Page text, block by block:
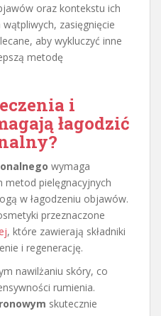
oraz kontekstu ich
zasięgnięcie
aby wykluczyć inne
metodę
i
łagodzić
wymaga
metod pielęgnacyjnych
w łagodzeniu objawów.
przeznaczone
, które zawierają składniki
i regenerację.
nawilżaniu skóry, co
rumienia.
skutecznie